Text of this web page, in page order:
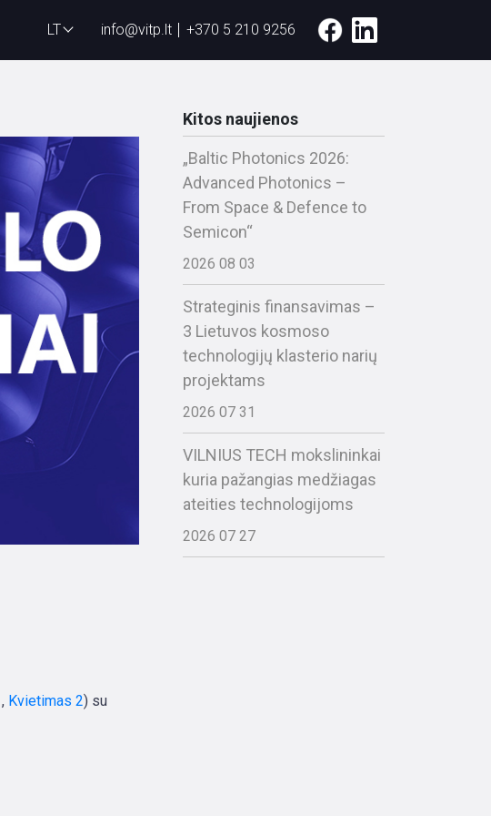
LT info@vitp.lt +370 5 210 9256
, Kvietimas 2) su
Kitos naujienos
„Baltic Photonics 2026:
Advanced Photonics –
From Space & Defence to
Semicon“
2026 08 03
Strateginis finansavimas –
3 Lietuvos kosmoso
technologijų klasterio narių
projektams
2026 07 31
VILNIUS TECH mokslininkai
kuria pažangias medžiagas
ateities technologijoms
2026 07 27